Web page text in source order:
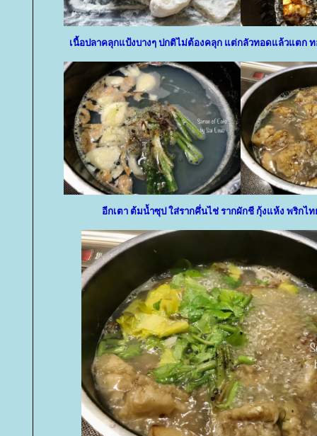
เนื้อปลาคลุกแป้งบางๆ ปกติไม่ต้องคลุก แต่กลัวทอดแล้วแตก
อีกเตา ต้มน้ำซุป ใส่รากคึ่นไช่ รากผักชี กุ้งแห้ง พริกไ